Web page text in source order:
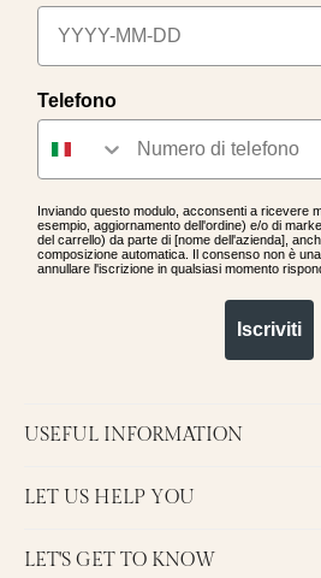
Telefono
Inviando questo modulo, acconsenti a ricevere
esempio, aggiornamento dell'ordine) e/o di
del carrello) da parte di [nome dell'azienda],
composizione automatica. Il consenso non è
annullare l'iscrizione in qualsiasi momento
Iscriviti
USEFUL INFORMATION
LET US HELP YOU
LET'S GET TO KNOW